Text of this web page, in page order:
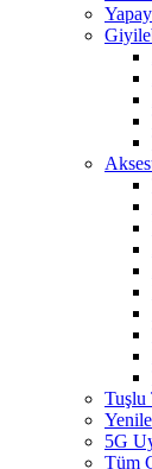
Tuşlu
5G
Tüm